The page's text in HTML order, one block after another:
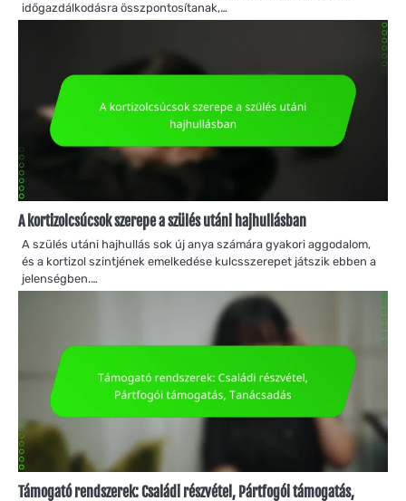
időgazdálkodásra összpontosítanak,…
A kortizolcsúcsok szerepe a szülés utáni hajhullásban
A szülés utáni hajhullás sok új anya számára gyakori aggodalom,
és a kortizol szintjének emelkedése kulcsszerepet játszik ebben a
jelenségben.…
Támogató rendszerek: Családi részvétel, Pártfogói támogatás,